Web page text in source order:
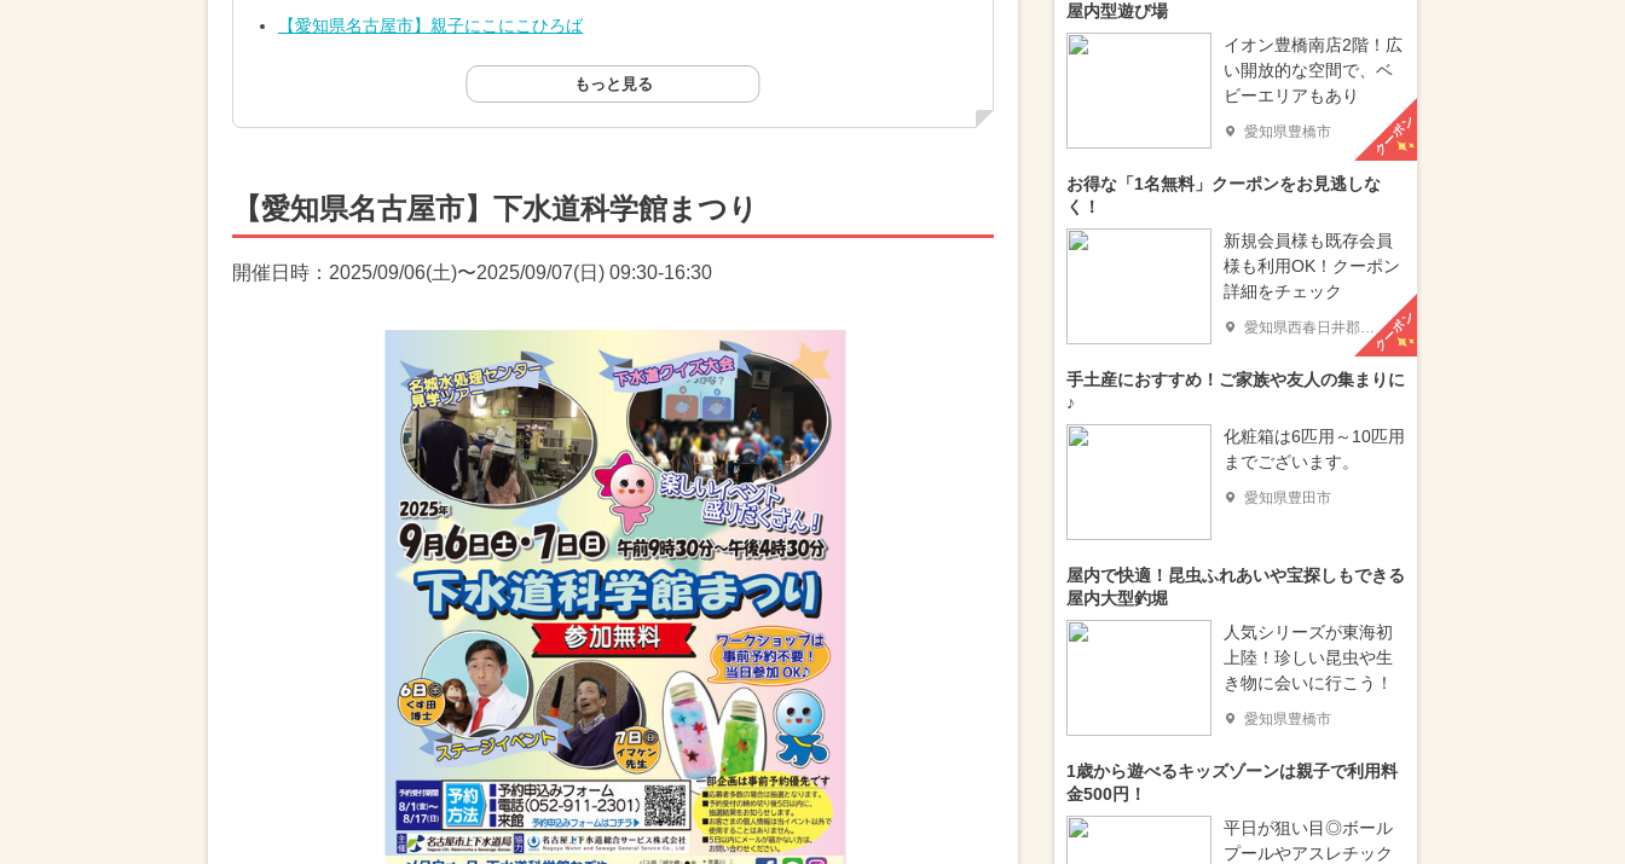
【愛知県名古屋市】親子にこにこひろば
もっと見る
【愛知県名古屋市】下水道科学館まつり
開催日時：2025/09/06(土)〜2025/09/07(日) 09:30-16:30
屋内型遊び場
イオン豊橋南店2階！広
い開放的な空間で、ベ
ビーエリアもあり
愛知県豊橋市 クーポン
お得な「1名無料」クーポンをお見逃しな
く！
新規会員様も既存会員
様も利用OK！クーポン
詳細をチェック
愛知県西春日井郡豊山町 クーポン
手土産におすすめ！ご家族や友人の集まりに
♪
化粧箱は6匹用～10匹用
までございます。
愛知県豊田市
屋内で快適！昆虫ふれあいや宝探しもできる
屋内大型釣堀
人気シリーズが東海初
上陸！珍しい昆虫や生
き物に会いに行こう！
愛知県豊橋市
1歳から遊べるキッズゾーンは親子で利用料
金500円！
平日が狙い目◎ボール
プールやアスレチック